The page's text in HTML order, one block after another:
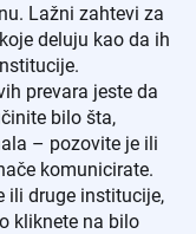
Lažni zahtevi za
deluju kao da ih
prevara jeste da
bilo šta,
– pozovite je ili
komunicirate.
ili druge institucije,
kliknete na bilo